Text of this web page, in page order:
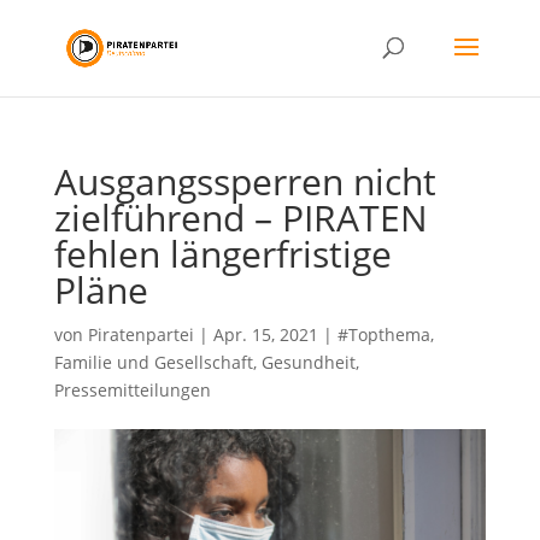
Ausgangssperren nicht
zielführend – PIRATEN
fehlen längerfristige
Pläne
von Piratenpartei | Apr. 15, 2021 | #Topthema,
Familie und Gesellschaft, Gesundheit,
Pressemitteilungen